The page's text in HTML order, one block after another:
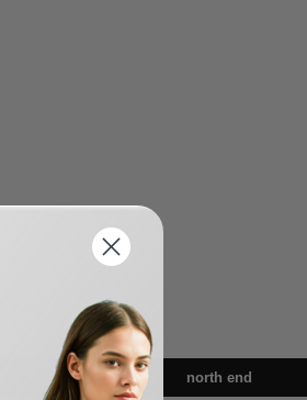
north end